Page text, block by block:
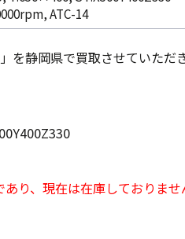
ATC-14
を静岡県で買取させていただ
り、現在は在庫しておりませ